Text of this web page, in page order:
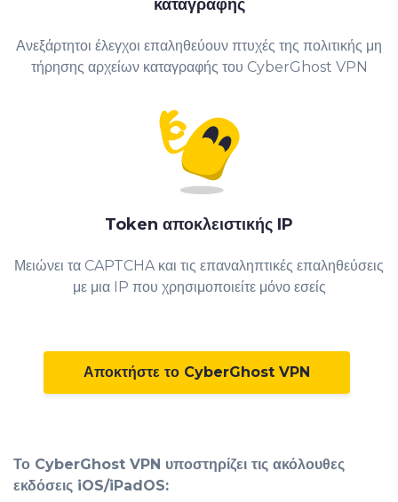
καταγραφής
Ανεξάρτητοι έλεγχοι επαληθεύουν πτυχές της πολιτικής μη
τήρησης αρχείων καταγραφής του CyberGhost VPN
Token αποκλειστικής IP
Μειώνει τα CAPTCHA και τις επαναληπτικές επαληθεύσεις
με μια IP που χρησιμοποιείτε μόνο εσείς
Αποκτήστε το CyberGhost VPN
Το CyberGhost VPN υποστηρίζει τις ακόλουθες
εκδόσεις iOS/iPadOS: